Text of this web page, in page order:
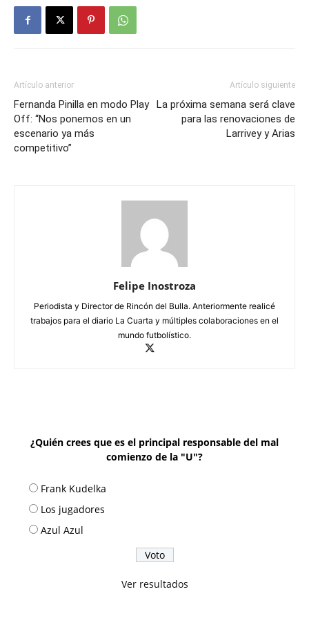
Artículo anterior
Fernanda Pinilla en modo Play
Off: “Nos ponemos en un
escenario ya más
competitivo”
Artículo siguiente
La próxima semana será clave
para las renovaciones de
Larrivey y Arias
Felipe Inostroza
Periodista y Director de Rincón del Bulla. Anteriormente realicé
trabajos para el diario La Cuarta y múltiples colaboraciones en el
mundo futbolístico.
¿Quién crees que es el principal responsable del mal
comienzo de la "U"?
Frank Kudelka
Los jugadores
Azul Azul
Ver resultados